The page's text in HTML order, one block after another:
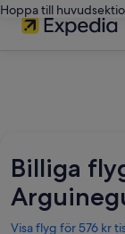
Hoppa till
Billiga
Visa flyg för 576 kr
Öppnas